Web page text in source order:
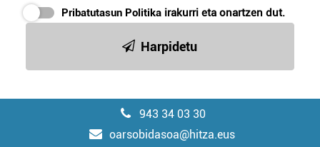
Pribatutasun Politika irakurri eta onartzen dut.
Harpidetu
943 34 03 30
oarsobidasoa@hitza.eus